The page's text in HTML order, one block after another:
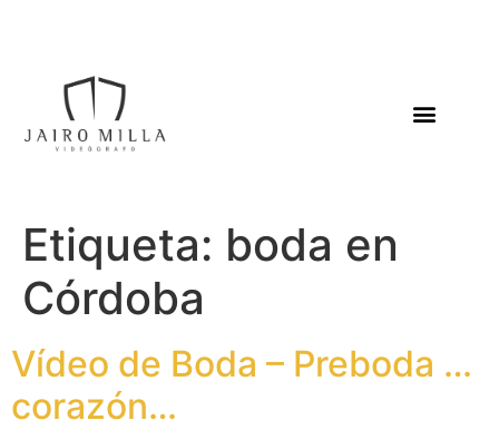
Etiqueta: boda en
Córdoba
Vídeo de Boda – Preboda …
corazón…